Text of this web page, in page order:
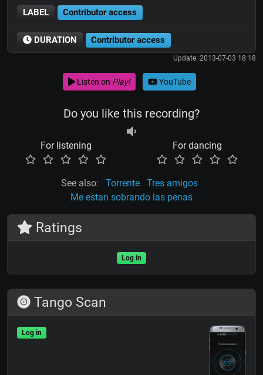
LABEL Contributor access
DURATION Contributor access
Update: 2013-07-03 18:18
Listen on Play! YouTube
Do you like this recording?
For listening For dancing
See also: Torrente
Tres amigos
Me estan sobrando las penas
Ratings
Log in
Tango Scan
Log in